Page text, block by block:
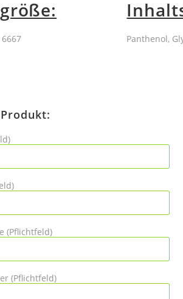
Panthenol,
(Pflichtfeld)
(Pflichtfeld)